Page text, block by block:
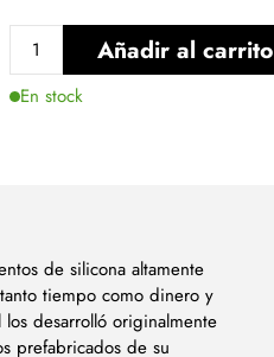
Añadir al carrito
En stock
de silicona altamente
tiempo como dinero y
desarrolló originalmente
prefabricados de su